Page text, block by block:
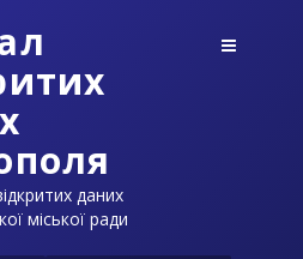
даних
міської ради